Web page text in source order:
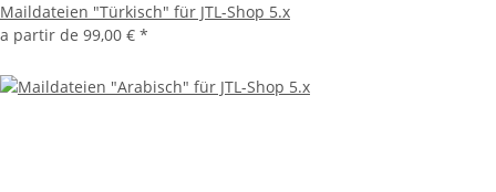
Maildateien "Türkisch" für JTL-Shop 5.x
a partir de 99,00 € *